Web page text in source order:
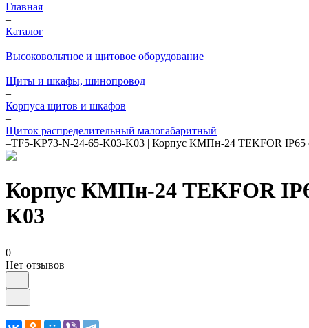
Главная
–
Каталог
–
Высоковольтное и щитовое оборудование
–
Щиты и шкафы, шинопровод
–
Корпуса щитов и шкафов
–
Щиток распределительный малогабаритный
–TF5-KP73-N-24-65-K03-K03 | Корпус КМПн-24 TEKFOR IP65
Корпус КМПн-24 TEKFOR
K03
0
Нет отзывов